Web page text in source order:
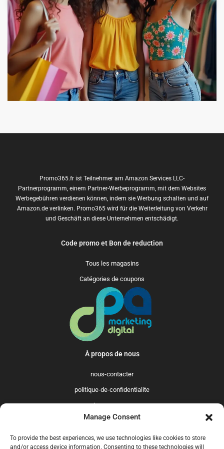
Manage Consent
To provide the best experiences, we use technologies like cookies to store
and/or access device information. Consenting to these technologies will
Promo365.fr ist Teilnehmer am Amazon Services LLC-
Partnerprogramm, einem Partner-Werbeprogramm, mit dem Websites
Werbegebühren verdienen können, indem sie Werbung schalten und auf
Amazon.de verlinken. Promo365 wird für die Weiterleitung von Verkehr
und Geschäft an diese Unternehmen entschädigt.
Code promo et Bon de reduction
Tous les magasins
Catégories de coupons
À propos de nous
nous-contacter
politique-de-confidentialite
qui-sommes-nous
US GB FR IT ES NL AU BR CA